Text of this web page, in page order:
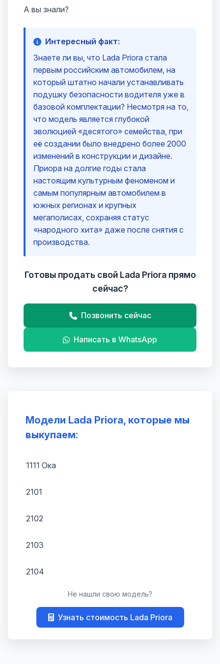
Модели Lada Priora, которые мы
выкупаем:
1111 Ока
2101
2102
2103
2104
2106
Не нашли свою модель?
Узнать стоимость Lada Priora
А вы знали?
Интересный факт:
Знаете ли вы, что Lada Priora стала
первым российским автомобилем, на
который штатно начали устанавливать
подушку безопасности водителя уже в
базовой комплектации? Несмотря на то,
что модель является глубокой
эволюцией «десятого» семейства, при
её создании было внедрено более 2000
изменений в конструкции и дизайне.
Приора на долгие годы стала
настоящим культурным феноменом и
самым популярным автомобилем в
южных регионах и крупных
мегаполисах, сохраняя статус
«народного хита» даже после снятия с
производства.
Готовы продать свой Lada Priora прямо
сейчас?
Позвонить сейчас
Написать в WhatsApp